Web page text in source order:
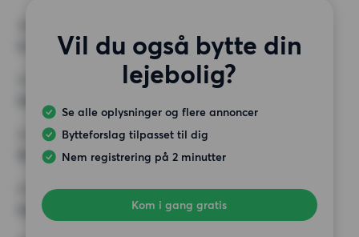
Vil du også bytte din
lejebolig?
Se alle oplysninger og flere annoncer
Bytteforslag tilpasset til dig
Nem registrering på 2 minutter
Kom i gang gratis
4 værelser
MIN. ANTAL KVADRATMETER
MAX HUSLEJE
16 000 kr.
Ingen særlige krav